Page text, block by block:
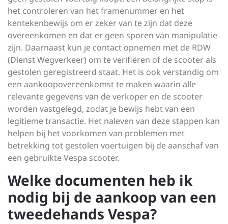
het controleren van het framenummer en het
kentekenbewijs om er zeker van te zijn dat deze
overeenkomen en dat er geen sporen van manipulatie
zijn. Daarnaast kun je contact opnemen met de RDW
(Dienst Wegverkeer) om te verifiëren of de scooter als
gestolen geregistreerd staat. Het is ook verstandig om
een aankoopovereenkomst te maken waarin alle
relevante gegevens van de verkoper en de scooter
worden vastgelegd, zodat je bewijs hebt van een
legitieme transactie. Het naleven van deze stappen kan
helpen bij het voorkomen van problemen met
betrekking tot gestolen voertuigen bij de aanschaf van
een gebruikte Vespa scooter.
Welke documenten heb ik
nodig bij de aankoop van een
tweedehands Vespa?